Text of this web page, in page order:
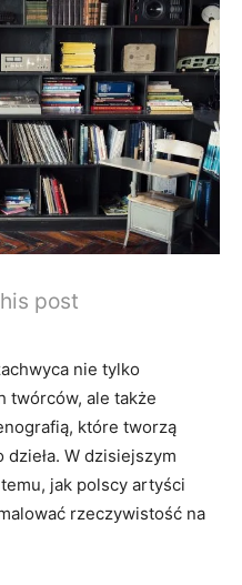
post
nie tylko
twórców, ale także
które tworzą⁢
W ⁣dzisiejszym
jak polscy artyści
rzeczywistość na